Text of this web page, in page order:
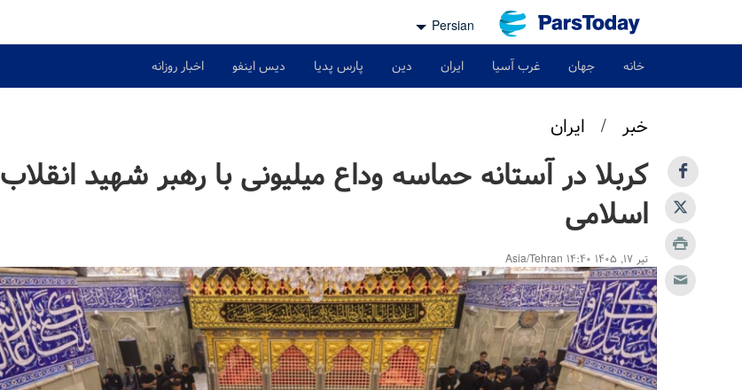
Persian
خانه جهان غرب آسیا ایران دین پارس پدیا دیس اینفو اخبار روزانه
خبر / ایران
کربلا در آستانه‌ حماسه‌ وداع میلیونی با رهبر شهید انقلاب
اسلامی
تیر ۱۷, ۱۴۰۵ ۱۴:۴۰ Asia/Tehran